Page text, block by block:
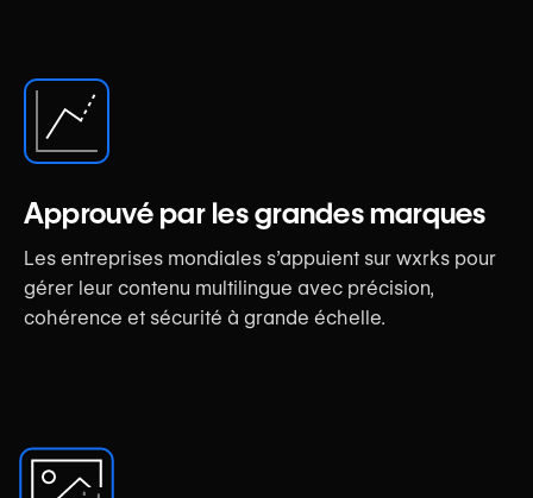
Approuvé par les grandes marques
Les entreprises mondiales s’appuient sur wxrks pour
gérer leur contenu multilingue avec précision,
cohérence et sécurité à grande échelle.